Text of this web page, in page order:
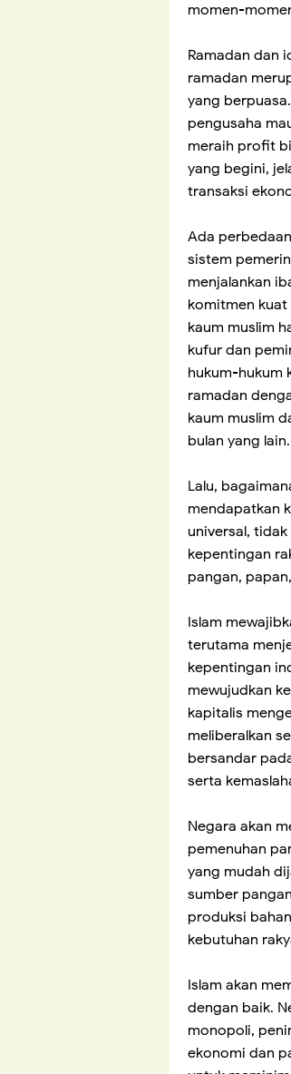
momen-
Ramadan dan
ramadan
yang
pengusaha
meraih profit
yang begini,
transaksi
Ada
sistem
menjalankan
komitmen kuat
kaum muslim
kufur dan
hukum-hukum
ramadan
kaum muslim
bulan yang lain.
Lalu,
mendapatkan
universal,
kepentingan
pangan,
Islam
terutama
kepentingan
mewujudkan
kapitalis
meliberalkan
bersandar
serta
Negara akan
pemenuhan
yang mudah
sumber
produksi
kebutuhan
Islam akan
dengan baik.
monopoli,
ekonomi dan